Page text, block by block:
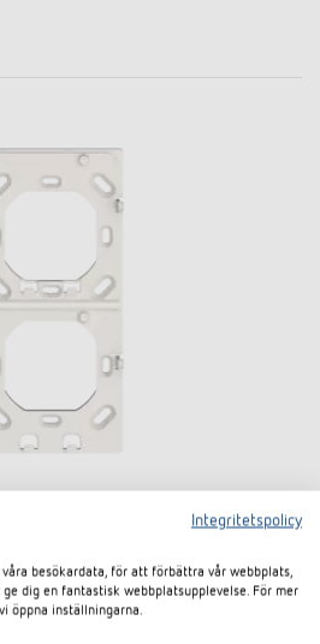
Integritetspolicy
besökardata, för att förbättra vår webbplats,
dig en fantastisk webbplatsupplevelse. För mer
öppna inställningarna.